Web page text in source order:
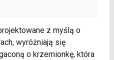
z myślą o
wyróżniają się
o krzemionkę, która